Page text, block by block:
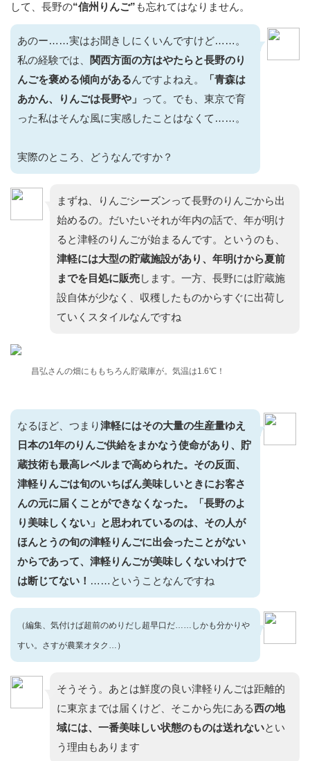
して、長野の“信州りんご” も忘れてはなりません。
あのー……実はお聞きしにくいんですけど……。
私の経験では、
関西方面の方はやたらと長野のり
んごを褒める傾向があるんですよねえ。
「青森は
あかん、りんごは長野や」 って。でも、東京で育
った私はそんな風に実感したことはなくて……。
実際のところ、どうなんですか？
まずね、りんごシーズンって長野のりんごから出
始めるの。だいたいそれが年内の話で、年が明け
ると津軽のりんごが始まるんです。というのも、
津軽には大型の貯蔵施設があり、年明けから夏前
までを目処に販売します。一方、長野には貯蔵施
設自体が少なく、収穫したものからすぐに出荷し
ていくスタイルなんですね
昌弘さんの畑にももちろん貯蔵庫が。気温は1.6℃！
なるほど、つまり津軽にはその大量の生産量ゆえ
日本の1年のりんご供給をまかなう使命があり、貯
蔵技術も最高レベルまで高められた。その反面、
津軽りんごは旬のいちばん美味しいときにお客さ
んの元に届くことができなくなった。
「長野のよ
り美味しくない」と思われているのは、その人が
ほんとうの旬の津軽りんごに出会ったことがない
からであって、津軽りんごが美味しくないわけで
は断じてない！ ……ということなんですね
（編集、気付けば超前のめりだし超早口だ……しかも分かりや
すい。さすが農業オタク…）
そうそう。あとは鮮度の良い津軽りんごは距離的
に東京までは届くけど、そこから先にある西の地
域には、一番美味しい状態のものは送れないとい
う理由もあります